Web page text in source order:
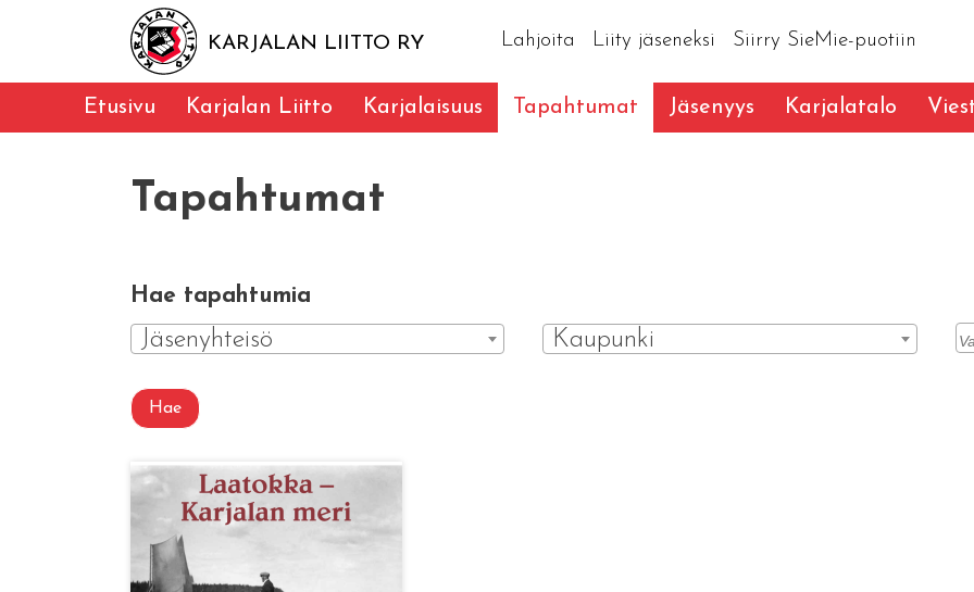
KARJALAN LIITTO RY Lahjoita Liity jäseneksi Siirry SieMie-puotiin
Etusivu Karjalan Liitto Karjalaisuus Tapahtumat Jäsenyys Karjalatalo
Tapahtumat
Hae tapahtumia
Jäsenyhteisö Kaupunki
Hae